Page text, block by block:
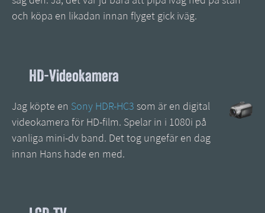
och köpa en likadan innan flyget gick iväg.
HD-Videokamera
Jag köpte en Sony HDR-HC3 som är en digital
videokamera för HD-film. Spelar in i 1080i på
vanliga mini-dv band. Det tog ungefär en dag
innan Hans hade en med.